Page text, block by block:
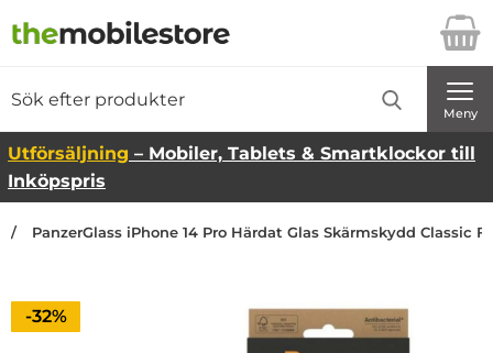
Startsidan för Danira Telecom AB
Meny
Utförsäljning – Mobiler, Tablets & Smartklockor till
Inköpspris
PanzerGlass iPhone 14 Pro Härdat Glas Skärmskydd Classic
Priset är nedsatt med
-32%